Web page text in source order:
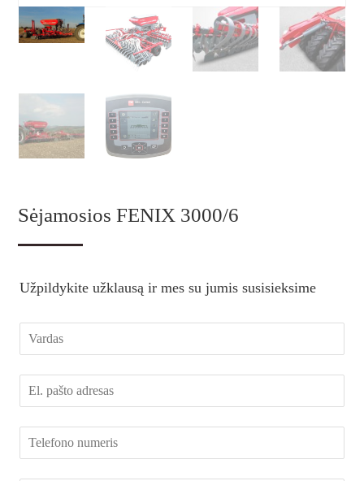
Sėjamosios FENIX 3000/6
Užpildykite užklausą ir mes su jumis susisieksime